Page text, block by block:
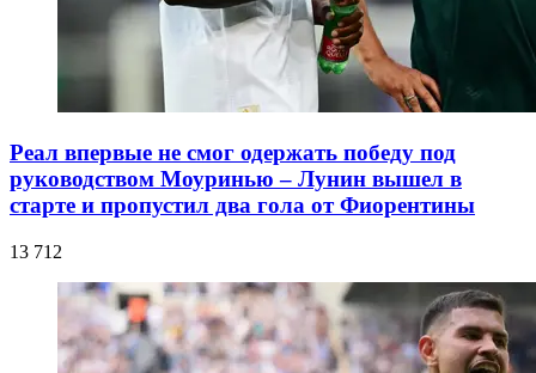
Реал впервые не смог одержать победу под
руководством Моуринью – Лунин вышел в
старте и пропустил два гола от Фиорентины
13 712